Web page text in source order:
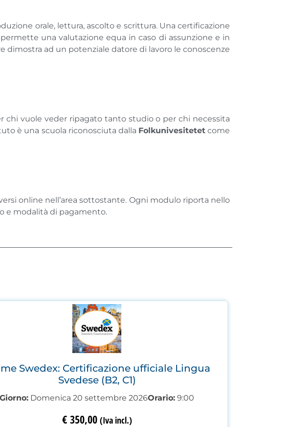
orale, lettura, ascolto e scrittura. Una certificazione
una valutazione equa in caso di assunzione e in
ad un potenziale datore di lavoro le conoscenze
chi vuole veder ripagato tanto studio o per chi necessita
è una scuola riconosciuta dalla Folkunivesitetetcome
online nell’area sottostante. Ogni modulo riporta nello
e modalità di pagamento.
Swedex: Certificazione ufficiale Lingua
Svedese (B2, C1)
Giorno: Domenica 20 settembre 2026Orario: 9:00
€350,00 (Iva incl.)